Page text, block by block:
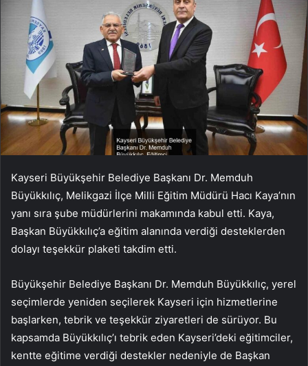
Kayseri Büyükşehir Belediye Başkanı Dr. Memduh
Büyükkılıç, Melikgazi İlçe Milli Eğitim Müdürü Hacı Kaya’nın
yanı sıra şube müdürlerini makamında kabul etti. Kaya,
Başkan Büyükkılıç’a eğitim alanında verdiği desteklerden
dolayı teşekkür plaketi takdim etti.
Büyükşehir Belediye Başkanı Dr. Memduh Büyükkılıç, yerel
seçimlerde yeniden seçilerek Kayseri için hizmetlerine
başlarken, tebrik ve teşekkür ziyaretleri de sürüyor. Bu
kapsamda Büyükkılıç’ı tebrik eden Kayseri’deki eğitimciler,
kentte eğitime verdiği destekler nedeniyle de Başkan